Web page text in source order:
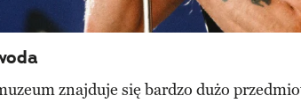
znajduje się bardzo dużo